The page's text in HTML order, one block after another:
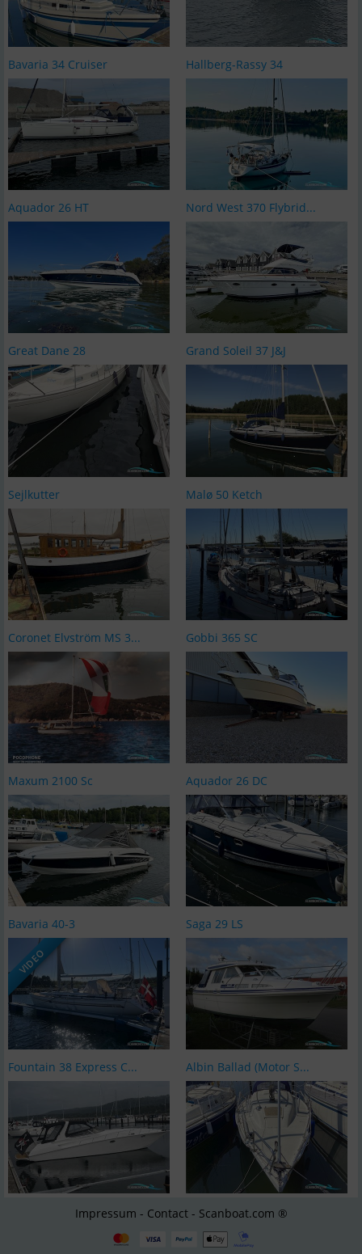
Bavaria 34 Cruiser Hallberg-Rassy 34
Aquador 26 HT Nord West 370 Flybrid...
Great Dane 28 Grand Soleil 37 J&J
Sejlkutter Malø 50 Ketch
Coronet Elvström MS 3... Gobbi 365 SC
Maxum 2100 Sc Aquador 26 DC
Bavaria 40-3
VIDEO
Saga 29 LS
Fountain 38 Express C... Albin Ballad (Motor S...
Impressum - Contact - Scanboat.com ®